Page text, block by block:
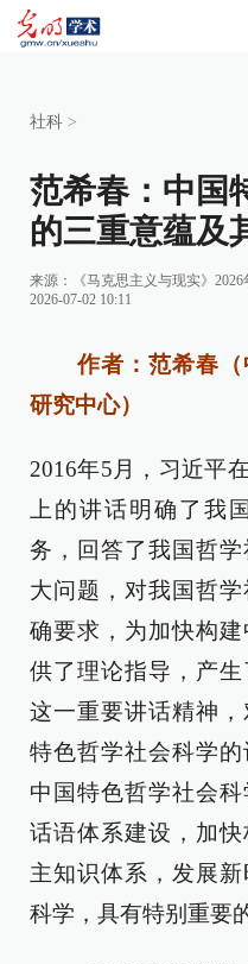
社科 >
范希春：中国
的三重意蕴及
来源：
《马克思主义与现实》2026
2026-07-02 10:11
作者：范希春（
研究中心）
2016年5月，习近平
上的讲话明确了我
务，回答了我国哲
大问题，对我国哲
确要求，为加快构
供了理论指导，产
这一重要讲话精神
特色哲学社会科学
中国特色哲学社会科
话语体系建设，加
主知识体系，发展
科学，具有特别重要